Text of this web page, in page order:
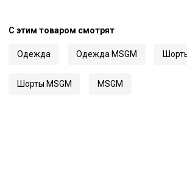
С этим товаром смотрят
Одежда Одежда MSGM
Шорты MSGM MSGM